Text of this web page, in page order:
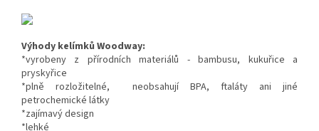
Výhody kelímků Woodway:
*vyrobeny z přírodních materiálů - bambusu, kukuřice a
pryskyřice
*plně rozložitelné, neobsahují BPA, ftaláty ani jiné
petrochemické látky
*zajímavý design
*lehké